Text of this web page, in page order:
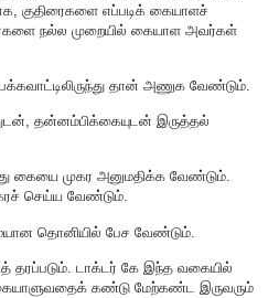
குதிரைகளை எப்படிக் கையாளச்
நல்ல முறையில் கையாள அவர்கள்
தான் அணுக வேண்டும்.
தன்னம்பிக்கையுடன் இருத்தல்
கையை முகர அனுமதிக்க வேண்டும்.
செய்ய வேண்டும்.
தொனியில் பேச வேண்டும்.
தரப்படும். டாக்டர் கே இந்த வகையில்
கண்டு மேற்கண்ட இருவரும்